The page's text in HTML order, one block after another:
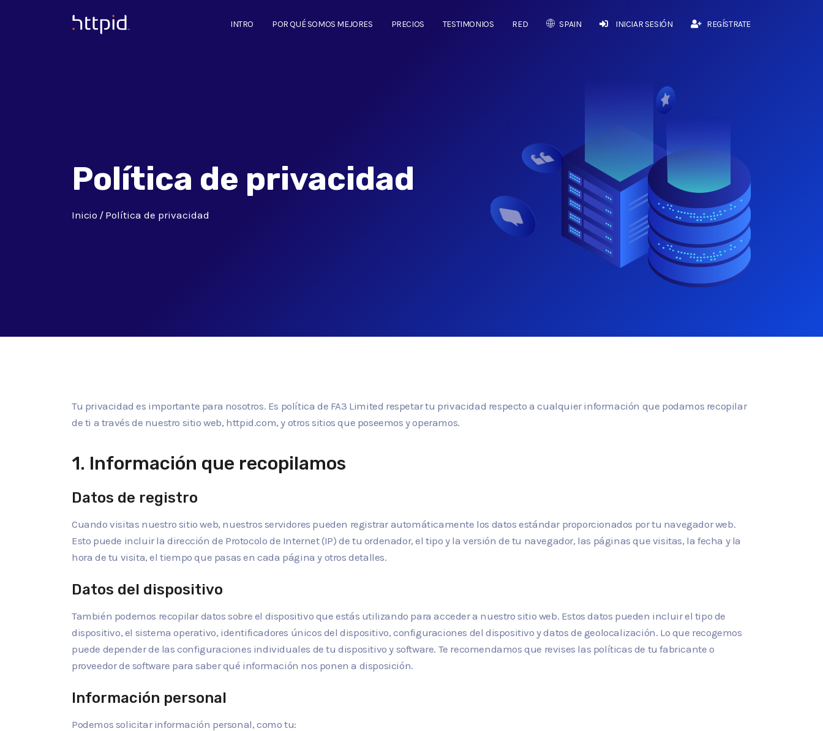
™
INTRO POR QUÉ SOMOS MEJORES PRECIOS TESTIMONIOS RED SPAIN INICIAR SESIÓN REGÍSTRATE
Política de privacidad
Inicio Política de privacidad
Tu privacidad es importante para nosotros. Es política de FA3 Limited respetar tu privacidad respecto a cualquier información que podamos recopilar
de ti a través de nuestro sitio web, httpid.com, y otros sitios que poseemos y operamos.
1. Información que recopilamos
Datos de registro
Cuando visitas nuestro sitio web, nuestros servidores pueden registrar automáticamente los datos estándar proporcionados por tu navegador web.
Esto puede incluir la dirección de Protocolo de Internet (IP) de tu ordenador, el tipo y la versión de tu navegador, las páginas que visitas, la fecha y la
hora de tu visita, el tiempo que pasas en cada página y otros detalles.
Datos del dispositivo
También podemos recopilar datos sobre el dispositivo que estás utilizando para acceder a nuestro sitio web. Estos datos pueden incluir el tipo de
dispositivo, el sistema operativo, identificadores únicos del dispositivo, configuraciones del dispositivo y datos de geolocalización. Lo que recogemos
puede depender de las configuraciones individuales de tu dispositivo y software. Te recomendamos que revises las políticas de tu fabricante o
proveedor de software para saber qué información nos ponen a disposición.
Información personal
Podemos solicitar información personal, como tu: